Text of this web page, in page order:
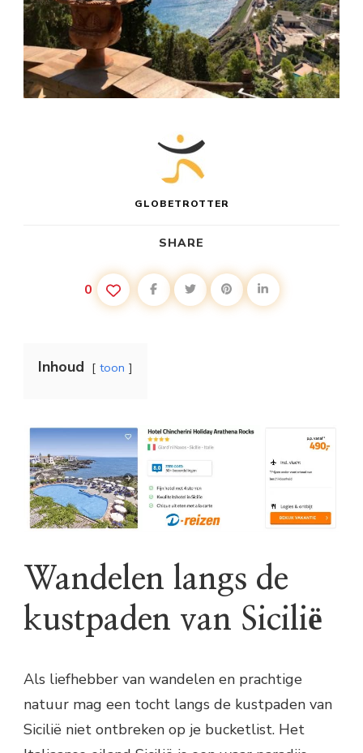
GLOBETROTTER
SHARE
0
Inhoud toon
Wandelen langs de
kustpaden van Sicilië
Als liefhebber van wandelen en prachtige
natuur mag een tocht langs de kustpaden van
Sicilië niet ontbreken op je bucketlist. Het